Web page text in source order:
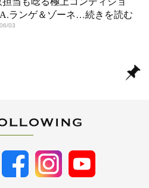
ランゲ＆ゾーネ…続きを読む
03